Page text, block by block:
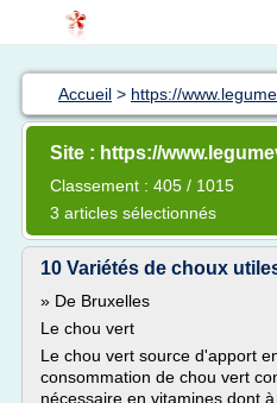
Accueil > https://
Site : https://
Classement : 405 / 1015
3 articles sélectionnés
10 Variétés de choux
» De Bruxelles
Le chou vert
Le chou vert source d'apport
consommation de chou vert
nécessaire en vitamines dont